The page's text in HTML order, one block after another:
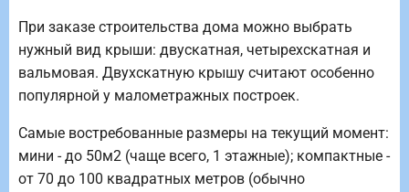
При заказе строительства дома можно выбрать
нужный вид крыши: двускатная, четырехскатная и
вальмовая. Двухскатную крышу считают особенно
популярной у малометражных построек.
Самые востребованные размеры на текущий момент:
мини - до 50м2 (чаще всего, 1 этажные); компактные -
от 70 до 100 квадратных метров (обычно